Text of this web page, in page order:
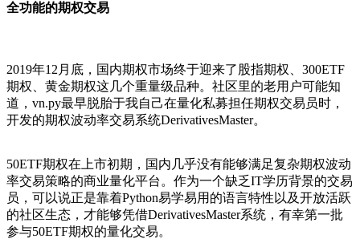
全功能的期权交易
2019年12月底，国内期权市场终于迎来了股指期权、300ETF
期权、黄金期权这几个重量级品种。社区里的老用户可能知
道，vn.py最早脱胎于我自己在量化私募担任期权交易员时，
开发的期权波动率交易系统DerivativesMaster。
50ETF期权在上市初期，国内几乎没有能够满足复杂期权波动
率交易策略的商业量化平台。作为一个缺乏IT学历背景的交易
员，可以说正是靠着Python易学易用的语言特性以及开放活跃
的社区生态，才能够凭借DerivativesMaster系统，有幸第一批
参与50ETF期权的量化交易。